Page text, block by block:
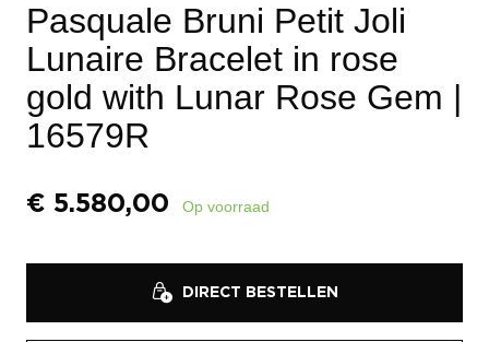
Pasquale Bruni Petit Joli
Lunaire Bracelet in rose
gold with Lunar Rose Gem |
16579R
€ 5.580,00 Op voorraad
DIRECT BESTELLEN